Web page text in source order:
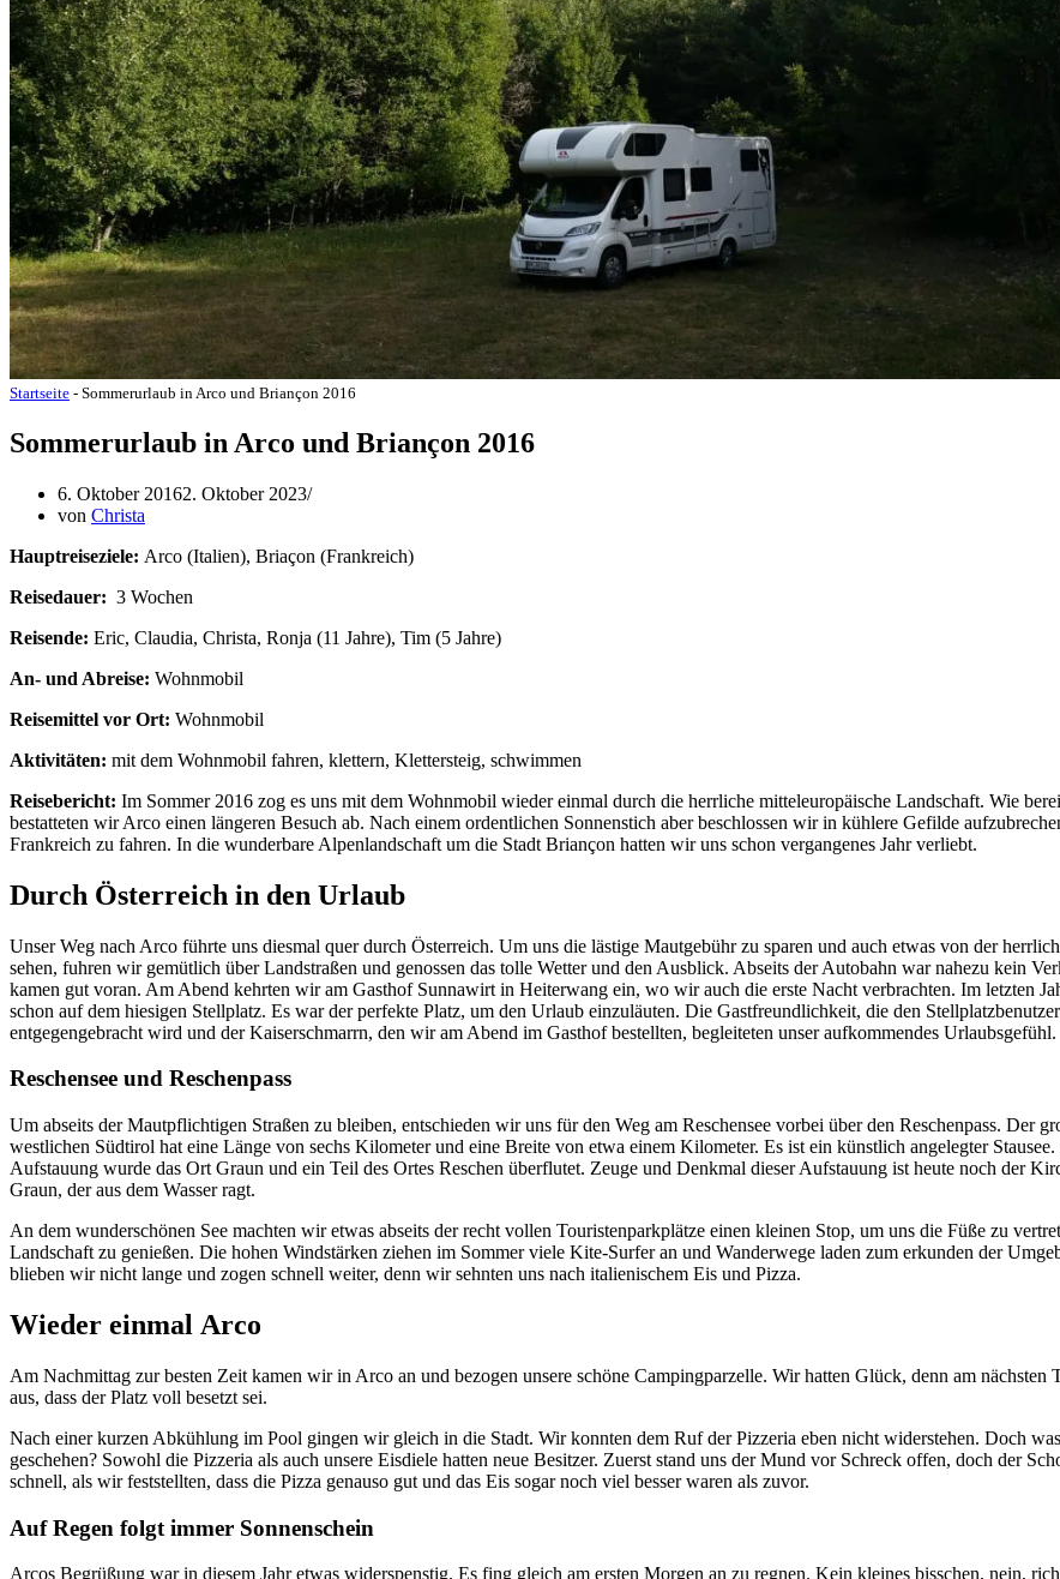
Startseite - Sommerurlaub in Arco und Briançon 2016
Sommerurlaub in Arco und Briançon 2016
6. Oktober 20162. Oktober 2023
von Christa
Hauptreiseziele: Arco (Italien), Briaçon (Frankreich)
Reisedauer: 3 Wochen
Reisende: Eric, Claudia, Christa, Ronja (11 Jahre), Tim (5 Jahre)
An- und Abreise: Wohnmobil
Reisemittel vor Ort: Wohnmobil
Aktivitäten: mit dem Wohnmobil fahren, klettern, Klettersteig, schwimmen
Reisebericht: Im Sommer 2016 zog es uns mit dem Wohnmobil wieder einmal durch die herrliche mitteleuropäische Landschaft. Wie
bestatteten wir Arco einen längeren Besuch ab. Nach einem ordentlichen Sonnenstich aber beschlossen wir in kühlere Gefilde
Frankreich zu fahren. In die wunderbare Alpenlandschaft um die Stadt Briançon hatten wir uns schon vergangenes Jahr verliebt.
Durch Österreich in den Urlaub
Unser Weg nach Arco führte uns diesmal quer durch Österreich. Um uns die lästige Mautgebühr zu sparen und auch etwas von der
sehen, fuhren wir gemütlich über Landstraßen und genossen das tolle Wetter und den Ausblick. Abseits der Autobahn war nahezu kein
kamen gut voran. Am Abend kehrten wir am Gasthof Sunnawirt in Heiterwang ein, wo wir auch die erste Nacht verbrachten. Im letzten
schon auf dem hiesigen Stellplatz. Es war der perfekte Platz, um den Urlaub einzuläuten. Die Gastfreundlichkeit, die den
entgegengebracht wird und der Kaiserschmarrn, den wir am Abend im Gasthof bestellten, begleiteten unser aufkommendes Urlaubsgefühl.
Reschensee und Reschenpass
Um abseits der Mautpflichtigen Straßen zu bleiben, entschieden wir uns für den Weg am Reschensee vorbei über den Reschenpass. Der
westlichen Südtirol hat eine Länge von sechs Kilometer und eine Breite von etwa einem Kilometer. Es ist ein künstlich angelegter Stausee.
Aufstauung wurde das Ort Graun und ein Teil des Ortes Reschen überflutet. Zeuge und Denkmal dieser Aufstauung ist heute noch der
Graun, der aus dem Wasser ragt.
An dem wunderschönen See machten wir etwas abseits der recht vollen Touristenparkplätze einen kleinen Stop, um uns die Füße zu
Landschaft zu genießen. Die hohen Windstärken ziehen im Sommer viele Kite-Surfer an und Wanderwege laden zum erkunden der
blieben wir nicht lange und zogen schnell weiter, denn wir sehnten uns nach italienischem Eis und Pizza.
Wieder einmal Arco
Am Nachmittag zur besten Zeit kamen wir in Arco an und bezogen unsere schöne Campingparzelle. Wir hatten Glück, denn am nächsten
aus, dass der Platz voll besetzt sei.
Nach einer kurzen Abkühlung im Pool gingen wir gleich in die Stadt. Wir konnten dem Ruf der Pizzeria eben nicht widerstehen. Doch
geschehen? Sowohl die Pizzeria als auch unsere Eisdiele hatten neue Besitzer. Zuerst stand uns der Mund vor Schreck offen, doch der
schnell, als wir feststellten, dass die Pizza genauso gut und das Eis sogar noch viel besser waren als zuvor.
Auf Regen folgt immer Sonnenschein
Arcos Begrüßung war in diesem Jahr etwas widerspenstig. Es fing gleich am ersten Morgen an zu regnen. Kein kleines bisschen, nein,